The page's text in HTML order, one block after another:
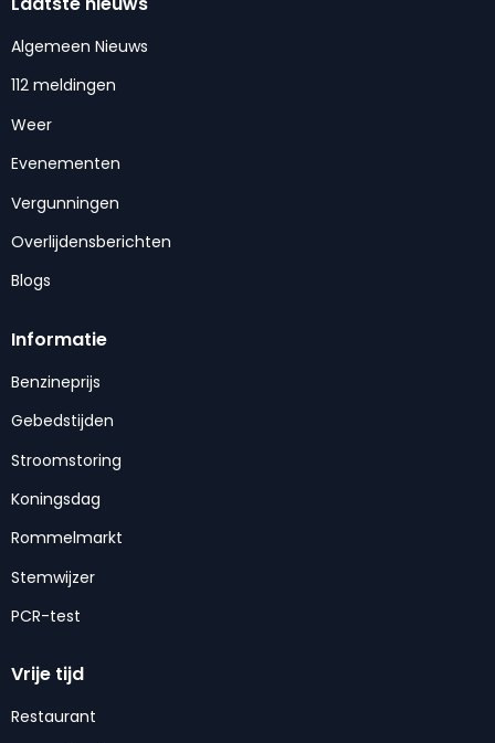
Algemeen Nieuws
112 meldingen
Weer
Evenementen
Vergunningen
Overlijdensberichten
Blogs
Informatie
Benzineprijs
Gebedstijden
Stroomstoring
Koningsdag
Rommelmarkt
Stemwijzer
PCR-test
Vrije tijd
Restaurant